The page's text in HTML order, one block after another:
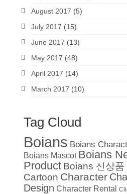
August 2017 (5)
July 2017 (15)
June 2017 (13)
May 2017 (48)
April 2017 (14)
March 2017 (10)
Tag Cloud
Boians Boians
Boians Mascot Boians
Product Boians 신상품
Cartoon Character
Design Character Rental